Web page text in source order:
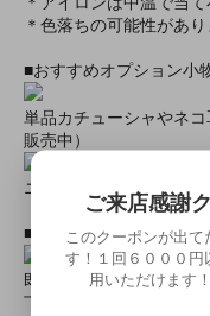
＊色落ちの可能性があ
■おすすめオプション小
単品カチューシャやネ
販売中）
ニーハイソックス、タ
■すぐに商品が欲しい！
即日配達商品一覧がご
下さいませ。
ご来店感謝
このクーポンが出
す！１回６０００円
用いただけます